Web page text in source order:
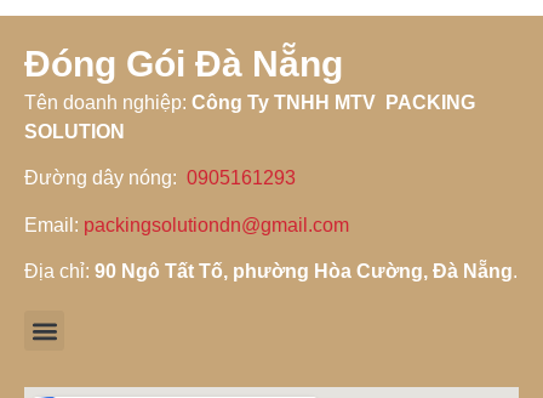
Đóng Gói Đà Nẵng
Tên doanh nghiệp: Công Ty TNHH MTV PACKING
SOLUTION
Đường dây nóng: 0905161293
Email: packingsolutiondn@gmail.com
Địa chỉ: 90 Ngô Tất Tố, phường Hòa Cường, Đà Nẵng.